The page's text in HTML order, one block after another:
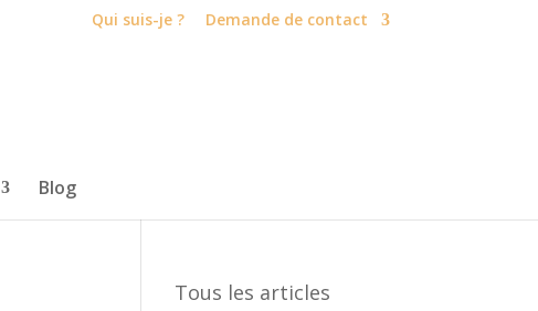
Qui suis-je ? Demande de contact
Blog
Tous les articles